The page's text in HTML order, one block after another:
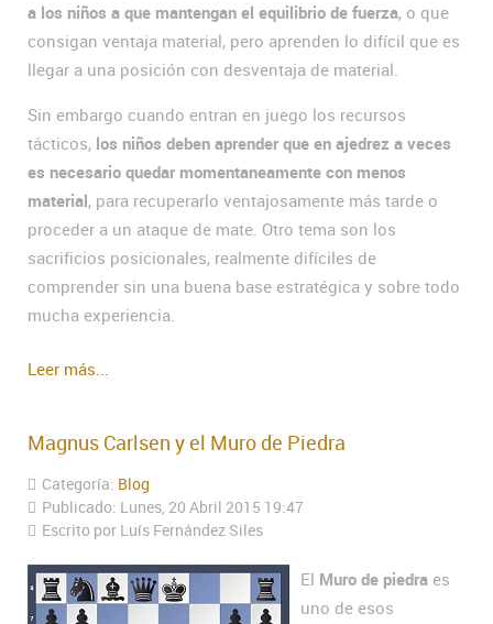
a los niños a que mantengan el equilibrio de fuerza, o que
consigan ventaja material, pero aprenden lo difícil que es
llegar a una posición con desventaja de material.
Sin embargo cuando entran en juego los recursos
tácticos, los niños deben aprender que en ajedrez a veces
es necesario quedar momentaneamente con menos
material, para recuperarlo ventajosamente más tarde o
proceder a un ataque de mate. Otro tema son los
sacrificios posicionales, realmente difíciles de
comprender sin una buena base estratégica y sobre todo
mucha experiencia.
Leer más...
Magnus Carlsen y el Muro de Piedra
Categoría: Blog
Publicado: Lunes, 20 Abril 2015 19:47
Escrito por Luís Fernández Siles
El Muro de piedra es
uno de esos